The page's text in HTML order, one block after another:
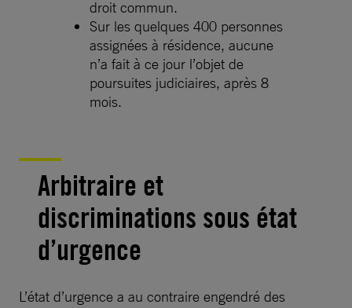
droit commun.
Sur les quelques 400 personnes
assignées à résidence, aucune
n’a fait à ce jour l’objet de
poursuites judiciaires, après 8
mois.
Arbitraire et
discriminations sous état
d’urgence
L’état d’urgence a au contraire engendré des